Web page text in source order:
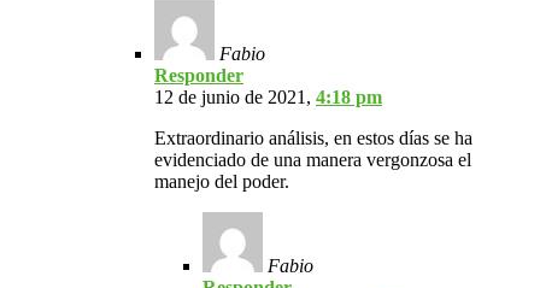
Fabio
Responder
12 de junio de 2021, 4:18 pm
Extraordinario análisis, en estos días se ha
evidenciado de una manera vergonzosa el
manejo del poder.
Fabio